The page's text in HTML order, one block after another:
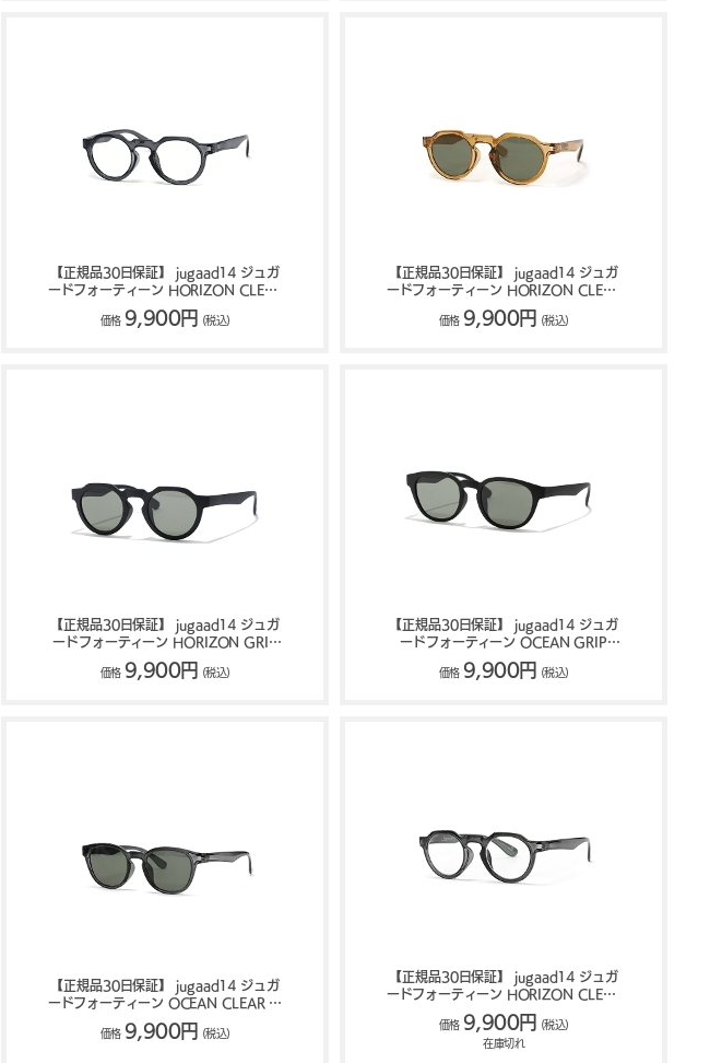
【正規品30日保証】 jugaad14 ジュガ
ードフォーティーン HORIZON CLEAR
サングラス 122500393
価格 9,900円 (税込)
【正規品30日保証】 jugaad14 ジュガ
ードフォーティーン HORIZON CLEAR
サングラス 122500393
価格 9,900円 (税込)
【正規品30日保証】 jugaad14 ジュガ
ードフォーティーン HORIZON GRIP
MATTE サングラス 122500701
価格 9,900円 (税込)
【正規品30日保証】 jugaad14 ジュガ
ードフォーティーン OCEAN GRIP
MATTE サングラス 122500702
価格 9,900円 (税込)
【正規品30日保証】 jugaad14 ジュガ
ードフォーティーン OCEAN CLEAR サ
ングラス 121300734
価格 9,900円 (税込)
【正規品30日保証】 jugaad14 ジュガ
ードフォーティーン HORIZON CLEAR
リーディンググラス 122500470
価格 9,900円
(税込)
在庫切れ